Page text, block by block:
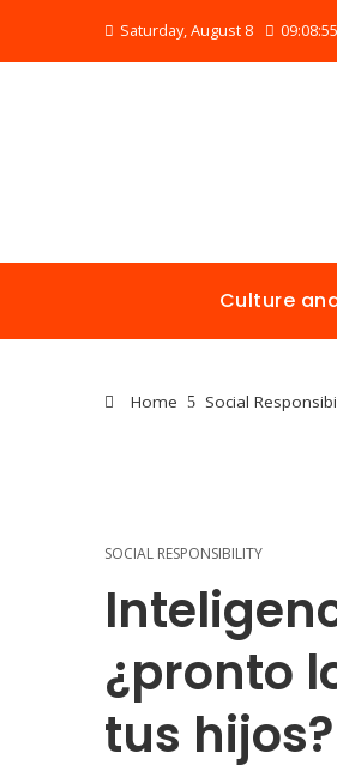
Saturday, August 8 09:08:56
Culture
Home Social
SOCIAL RESPONSIBILITY
¿pronto
tus hijos?